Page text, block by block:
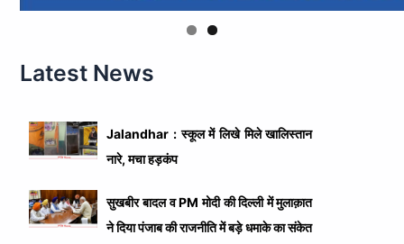
Latest News
Jalandhar : स्कूल में लिखे मिले खालिस्तान
नारे, मचा हड़कंप
सुखबीर बादल व PM मोदी की दिल्ली में मुलाक़ात
ने दिया पंजाब की राजनीति में बड़े धमाके का संकेत